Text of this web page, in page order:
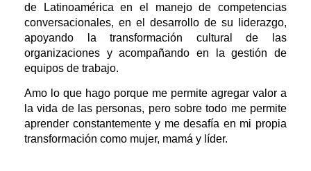
de Latinoamérica en el manejo de competencias
conversacionales, en el desarrollo de su liderazgo,
apoyando la transformación cultural de las
organizaciones y acompañando en la gestión de
equipos de trabajo.
Amo lo que hago porque me permite agregar valor a
la vida de las personas, pero sobre todo me permite
aprender constantemente y me desafía en mi propia
transformación como mujer, mamá y líder.